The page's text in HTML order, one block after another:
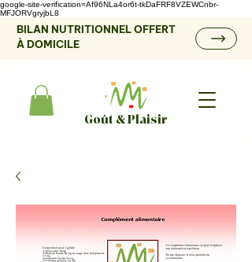
google-site-verification=Af96NLa4or6t-tkDaFRF8VZEWCnbr-
MFJORVgryjbL8
BILAN NUTRITIONNEL OFFERT
À DOMICILE
Goût & Plaisir